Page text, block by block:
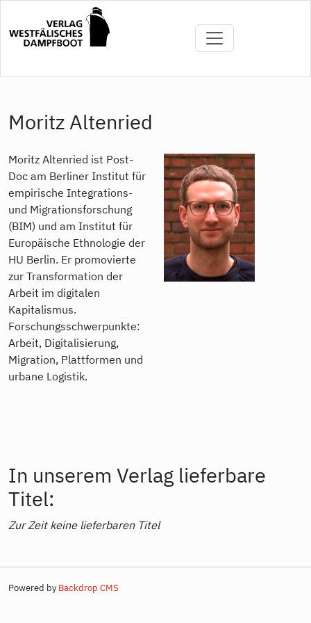
Inhalt
Moritz Altenried
Moritz Altenried ist Post-
Doc am Berliner Institut für
empirische Integrations-
und Migrationsforschung
(BIM) und am Institut für
Europäische Ethnologie der
HU Berlin. Er promovierte
zur Transformation der
Arbeit im digitalen
Kapitalismus.
Forschungsschwerpunkte:
Arbeit, Digitalisierung,
Migration, Plattformen und
urbane Logistik.
In unserem Verlag lieferbare
Titel:
Zur Zeit keine lieferbaren Titel
Powered by Backdrop CMS